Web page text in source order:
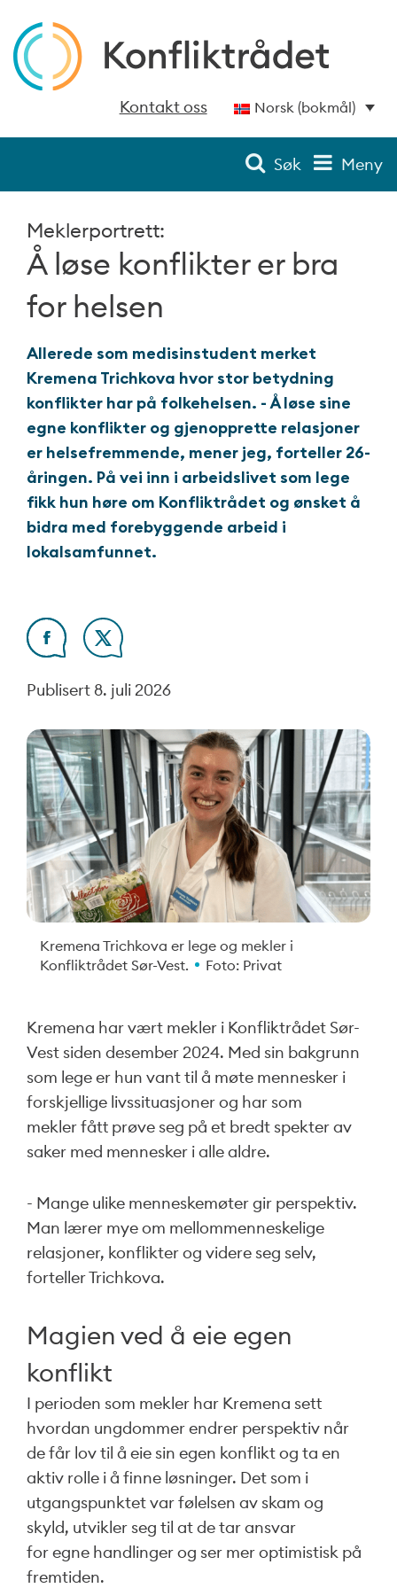
Kontakt oss Norsk (bokmål)
Søk Meny
Meklerportrett:
Å løse konflikter er bra
for helsen
Allerede som medisinstudent merket
Kremena Trichkova hvor stor betydning
konflikter har på folkehelsen. - Å løse sine
egne konflikter og gjenopprette relasjoner
er helsefremmende, mener jeg, forteller 26-
åringen. På vei inn i arbeidslivet som lege
fikk hun høre om Konfliktrådet og ønsket å
bidra med forebyggende arbeid i
lokalsamfunnet.
Publisert 8. juli 2026
Kremena Trichkova er lege og mekler i
Konfliktrådet Sør-Vest.
Foto: Privat
Kremena har vært mekler i Konfliktrådet Sør-
Vest siden desember 2024. Med sin bakgrunn
som lege er hun vant til å møte mennesker i
forskjellige livssituasjoner og har som
mekler fått prøve seg på et bredt spekter av
saker med mennesker i alle aldre.
- Mange ulike menneskemøter gir perspektiv.
Man lærer mye om mellommenneskelige
relasjoner, konflikter og videre seg selv,
fortellerTrichkova.
Magien ved å eie egen
konflikt
I perioden som mekler har Kremena sett
hvordan ungdommer endrer perspektiv når
de får lov til å eie sin egen konflikt og ta en
aktiv rolle i å finne løsninger. Det som i
utgangspunktet var følelsen av skam og
skyld, utvikler seg til at de tar ansvar
for egne handlinger og ser mer optimistisk på
fremtiden.